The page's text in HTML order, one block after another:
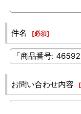
件名 [必須]
お問い合わせ内容 [